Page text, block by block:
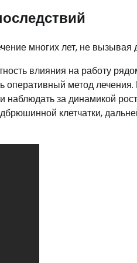
многих лет, не вызывая
влияния на работу
метод лечения.
за динамикой
клетчатки,